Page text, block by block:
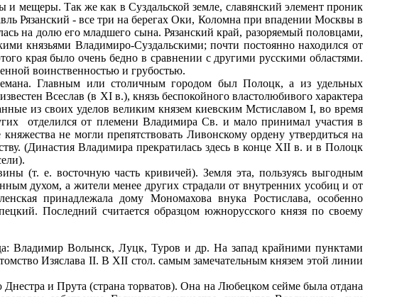
и мещеры. Так же как в Суздальской земле, славянский элемент проник
Рязанский - все три на берегах Оки, Коломна при впадении Москвы в
на долю его младшего сына. Рязанский край, разоряемый половцами,
князьями Владимиро-Суздальскими; почти постоянно находился от
края было очень бедно в сравнении с другими русскими областями.
воинственностью и грубостью.
Главным или столичным городом был Полоцк, а из удельных
Всеслав (в XI в.), князь беспокойного властолюбивого характера
из своих уделов великим князем киевским Мстиславом I, во время
отделился от племени Владимира Св. и мало принимал участия в
не могли препятствовать Ливонскому ордену утвердиться на
(Династия Владимира прекратилась здесь в конце XII в. и в Полоцк
(т. е. восточную часть кривичей). Земля эта, пользуясь выгодным
духом, а жители менее других страдали от внутренних усобиц и от
принадлежала дому Мономахова внука Ростислава, особенно
Последний считается образцом южнорусского князя по своему
Владимир Волынск, Луцк, Туров и др. На запад крайними пунктами
Изяслава II. В XII стол. самым замечательным князем этой линии
и Прута (страна торватов). Она на Любецком сейме была отдана